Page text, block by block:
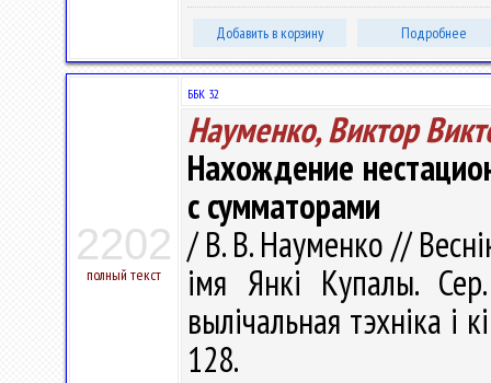
Добавить в корзину Подробнее
2202
полный текст
ББК 32
Науменко, Виктор
Нахождение
с сумматорами
/ В. В. Науменко //
імя Янкі Купалы.
вылічальная тэхніка
128.